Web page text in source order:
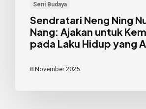
Seni Budaya
Hidup
yang
Adiluhung
Sendratari Neng Ning
Nang: Ajakan untuk
pada Laku Hidup yang
8 November 2025